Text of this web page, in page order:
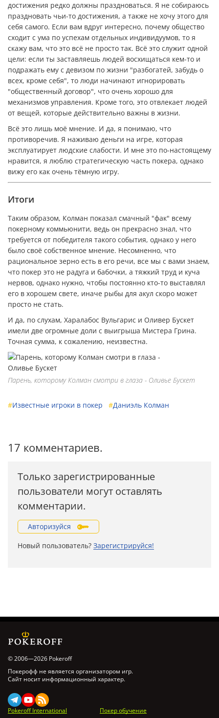
достижения редко должны праздноваться. Я не собираюсь
праздновать чьи-то достижения, а также не хочу этого для
себя самого. Если вам вдруг интересно, почему общество
сходит с ума по успехам отдельных индивидуумов, то я
скажу вам, что это всё не просто так. Всё это служит одной
цели: если ты заставляешь людей восхищаться кем-то и
подражать ему с девизом по жизни "разбогатей, забудь о
всех, кроме себя", то люди начинают игнорировать
"общественный договор", что очень хорошо для
механизмов управления. Кроме того, это отвлекает людей
от вещей, которые действительно важны в жизни.
Всё это лишь моё мнение. И да, я понимаю, что
противоречив. Я наживаю дeньги на игре, которая
эксплуатирует людские слабости. И мне это по-настоящему
нравится, я люблю стратегическую часть покера, однако
вижу его как очень тёмную игру.
Итоги
Таким образом, Колман показал смачный "фак" всему
покерному коммьюнити, ведь он прекрасно знал, что
требуется от победителя такого события, однако у него
было своё собственное мнение. Несомненно, что
рациональное зерно есть в его речи, все мы с вами знаем,
что покер это не радуга и бабочки, а тяжкий труд и куча
нервов, однако нужно, чтобы постоянно кто-то выставлял
его в хорошем свете, иначе рыбы для акул скоро может
просто не стать.
И да, по слухам, Харалабос Вульгарис и Оливер Бускет
имели две огромные доли с выигрыша Мистера Грина.
Точная сумма, к сожалению, неизвестна.
Парень, которому Колман смотри в глаза - Оливье Бускет
#Известные игроки в покер #Даниэль Колман
17 комментариев.
Только зарегистрированные
пользователи могут оставлять
комментарии.
Авторизуйся
Новый пользователь? Зарегистрируйся!
© 2006—2026 Pokeroff
Покерофф не является организатором игр.
Сайт носит информационный характер.
Pokeroff International Покер обучение